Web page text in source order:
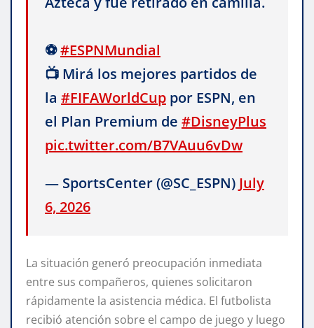
⚽#ESPNMundial
📺 Mirá los mejores partidos de
la #FIFAWorldCup por ESPN, en
el Plan Premium de #DisneyPlus
pic.twitter.com/B7VAuu6vDw
— SportsCenter (@SC_ESPN) July
6, 2026
La situación generó preocupación inmediata
entre sus compañeros, quienes solicitaron
rápidamente la asistencia médica. El futbolista
recibió atención sobre el campo de juego y luego